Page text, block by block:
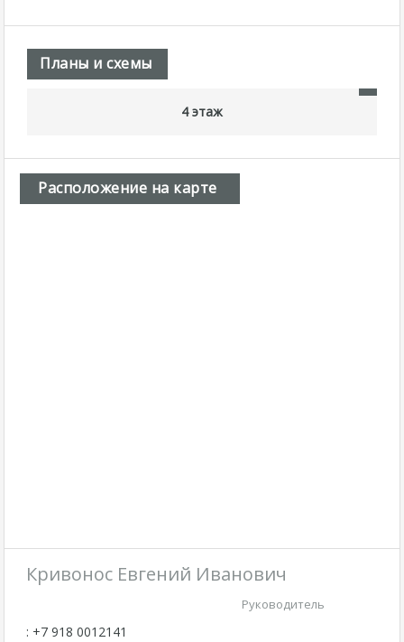
Планы и схемы
4 этаж
Расположение на карте
Кривонос Евгений Иванович
: +7 918 0012141
Руководитель